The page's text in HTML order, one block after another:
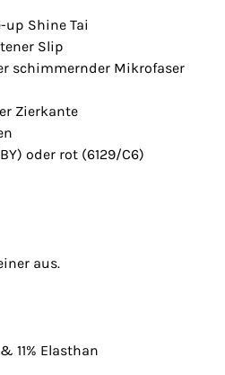
up Shine Tai
Slip
schimmernder Mikrofaser
Zierkante
oder rot (6129/C6)
aus.
11% Elasthan